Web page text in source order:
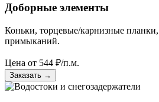
Доборные элементы
Коньки, торцевые/карнизные
примыканий.
Цена от 544 ₽/п.м.
Заказать →